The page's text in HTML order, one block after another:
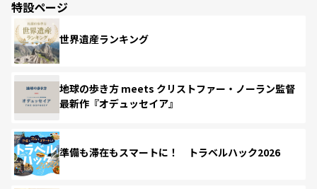
特設ページ
世界遺産ランキング
地球の歩き方 meets クリストファー・ノーラン監督
最新作『オデュッセイア』
準備も滞在もスマートに！ トラベルハック2026